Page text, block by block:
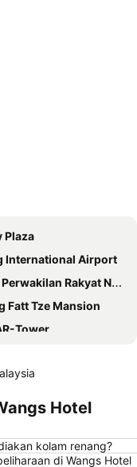
Plaza
International Airport
Rakyat Negara Bagian Penang
Fatt Tze Mansion
Tower
Hotel
kolam renang?
di Wangs Hotel